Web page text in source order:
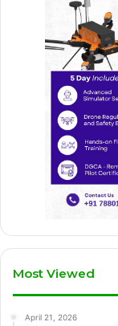
Most Viewed
April 21, 2026